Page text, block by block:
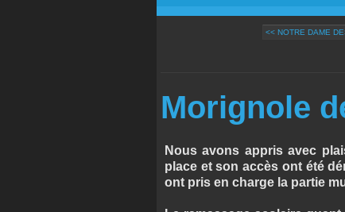
<< NOTRE DAME
Morignole
Nous avons appris avec
place et son accès ont été
ont pris en charge la partie